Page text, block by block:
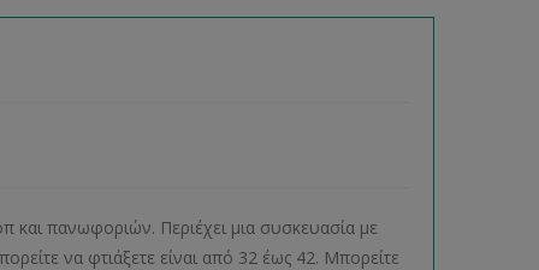
και πανωφοριών. Περιέχει μια συσκευασία με
να φτιάξετε είναι από 32 έως 42. Μπορείτε